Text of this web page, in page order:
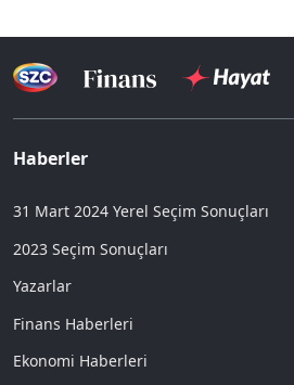
Haberler
31 Mart 2024 Yerel Seçim Sonuçları
2023 Seçim Sonuçları
Yazarlar
Finans Haberleri
Ekonomi Haberleri